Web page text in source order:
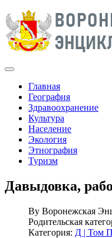
Главная
География
Здравоохранение
Культура
Население
Экология
Этнография
Туризм
Давыдовка,
By Воронежская
Родительская
Категория: Д | Том